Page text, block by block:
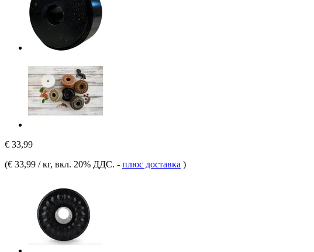
€ 33,99
(€ 33,99 / кг, вкл. 20% ДДС. - плюс доставка )